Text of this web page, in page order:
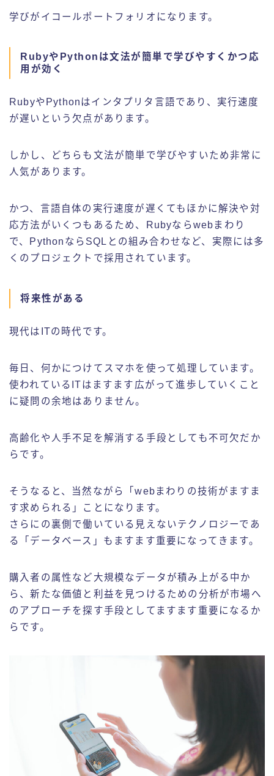
学びがイコールポートフォリオになります。
RubyやPythonは文法が簡単で学びやすくかつ応
用が効く
RubyやPythonはインタプリタ言語であり、実行速度
が遅いという欠点があります。
しかし、どちらも文法が簡単で学びやすいため非常に
人気があります。
かつ、言語自体の実行速度が遅くてもほかに解決や対
応方法がいくつもあるため、Rubyならwebまわり
で、PythonならSQLとの組み合わせなど、実際には多
くのプロジェクトで採用されています。
将来性がある
現代はITの時代です。
毎日、何かにつけてスマホを使って処理しています。
使われているITはますます広がって進歩していくこと
に疑問の余地はありません。
高齢化や人手不足を解消する手段としても不可欠だか
らです。
そうなると、当然ながら「webまわりの技術がますま
す求められる」ことになります。
さらにの裏側で働いている見えないテクノロジーであ
る「データベース」もますます重要になってきます。
購入者の属性など大規模なデータが積み上がる中か
ら、新たな価値と利益を見つけるための分析が市場へ
のアプローチを探す手段としてますます重要になるか
らです。